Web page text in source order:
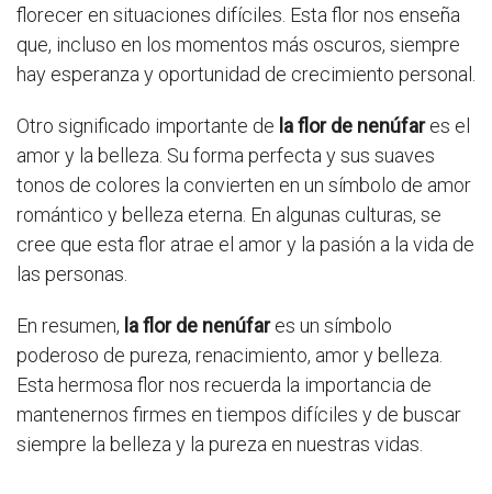
florecer en situaciones difíciles. Esta flor nos enseña
que, incluso en los momentos más oscuros, siempre
hay esperanza y oportunidad de crecimiento personal.
Otro significado importante de la flor de nenúfares el
amor y la belleza. Su forma perfecta y sus suaves
tonos de colores la convierten en un símbolo de amor
romántico y belleza eterna. En algunas culturas, se
cree que esta flor atrae el amor y la pasión a la vida de
las personas.
En resumen, la flor de nenúfares un símbolo
poderoso de pureza, renacimiento, amor y belleza.
Esta hermosa flor nos recuerda la importancia de
mantenernos firmes en tiempos difíciles y de buscar
siempre la belleza y la pureza en nuestras vidas.